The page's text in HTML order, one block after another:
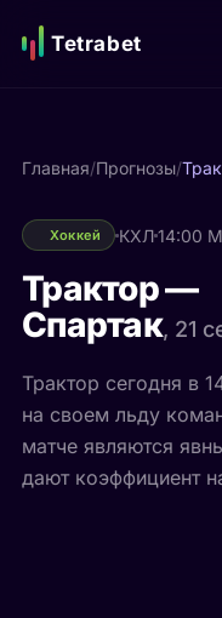
Tetrabet
Главная/Прогнозы/
Хоккей КХЛ14:00
Трактор —
Спартак, 21
Трактор сегодня в
на своем льду
матче являются
дают коэффициент